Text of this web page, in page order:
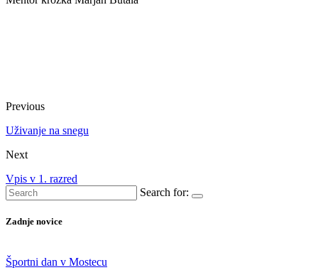
Previous
Uživanje na snegu
Next
Vpis v 1. razred
Search for:
Zadnje novice
Športni dan v Mostecu